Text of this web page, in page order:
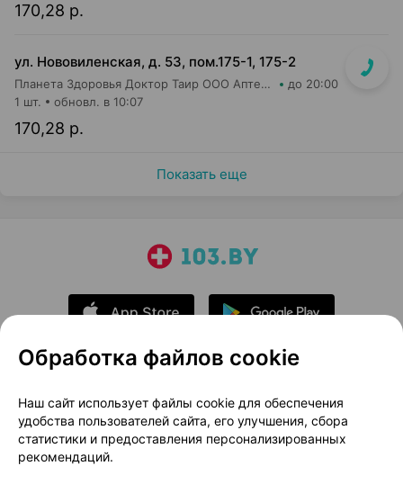
170,28 р.
ул. Нововиленская, д. 53, пом.175-1, 175-2
Планета Здоровья Доктор Таир ООО Аптека №5 до 20:00
170,28 р.
1 шт. обновл. в 10:07
Показать еще
О проекте
Новости проекта
Размещение рекламы
Медицинский маркетинг
Публичный договор
Доставка
Обработка файлов cookie
Наш сайт использует файлы cookie для обеспечения
удобства пользователей сайта, его улучшения, сбора
статистики и предоставления персонализированных
рекомендаций.